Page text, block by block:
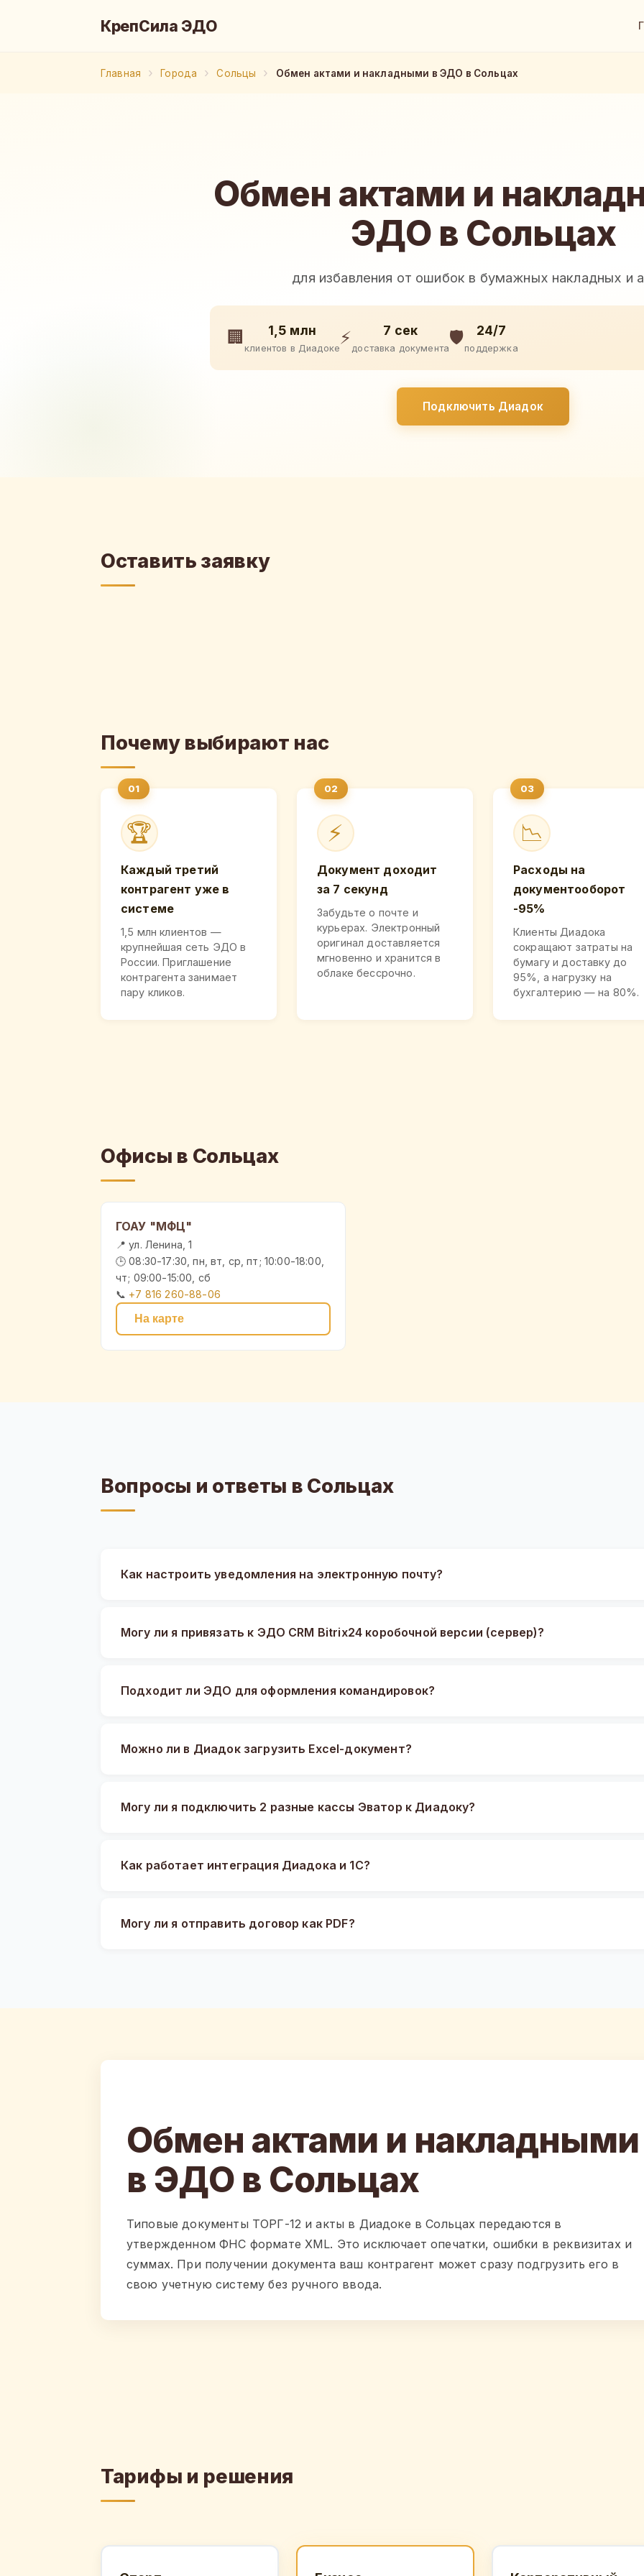
КрепСила ЭДО
Главная Города Сольцы Обмен актами и накладными в ЭДО в Сольцах
Обмен актами и
ЭДО в Сольцах
для избавления от ошибок в бумажных накладных и
🏢 1,5 млн
клиентов в Диадоке
⚡ 7 сек
доставка документа
🛡️ 24/7
поддержка
Подключить Диадок
Оставить заявку
Почему выбирают нас
🏆
Каждый третий
контрагент уже в
системе
1,5 млн клиентов —
крупнейшая сеть ЭДО в
России. Приглашение
контрагента занимает
пару кликов.
⚡
Документ доходит
за 7 секунд
Забудьте о почте и
курьерах. Электронный
оригинал доставляется
мгновенно и хранится в
облаке бессрочно.
📉
Расходы на
документооборот
-95%
Клиенты Диадока
сокращают затраты на
бумагу и доставку до
95%, а нагрузку на
бухгалтерию — на 80%.
Офисы в Сольцах
ГОАУ "МФЦ"
📍 ул. Ленина, 1
🕒 08:30-17:30, пн, вт, ср, пт; 10:00-18:00,
чт; 09:00-15:00, сб
📞 +7 816 260-88-06
На карте
Вопросы и ответы в Сольцах
Как настроить уведомления на электронную почту?
Могу ли я привязать к ЭДО CRM Bitrix24 коробочной версии (сервер)?
Подходит ли ЭДО для оформления командировок?
Можно ли в Диадок загрузить Excel-документ?
Могу ли я подключить 2 разные кассы Эватор к Диадоку?
Как работает интеграция Диадока и 1С?
Могу ли я отправить договор как PDF?
Обмен актами и накладными
в ЭДО в Сольцах
Типовые документы ТОРГ-12 и акты в Диадоке в Сольцах передаются в
утвержденном ФНС формате XML. Это исключает опечатки, ошибки в реквизитах и
суммах. При получении документа ваш контрагент может сразу подгрузить его в
свою учетную систему без ручного ввода.
Тарифы и решения